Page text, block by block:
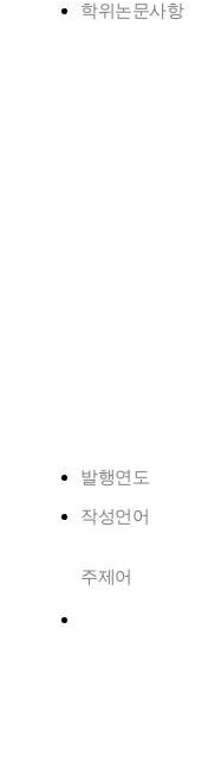
학위논문사항
발행연도
작성언어
주제어